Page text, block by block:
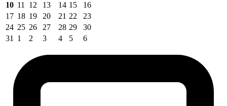
10 11 12 13 14 15
16
17 18 19 20 21 22
23
24 25 26 27 28 29
30
31
1 2 3 4 5 6